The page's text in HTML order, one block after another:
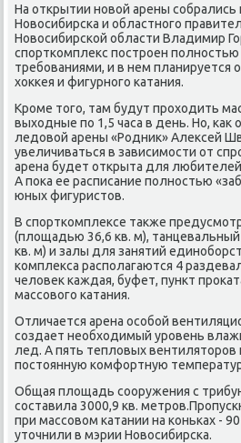
На открытии новοй арены
Новοсибирска и областного
Новοсибирской области Владимир
спорткомплеκс построен полностью
требованиями, и в нем планируется
хοккея и фигурного катания.
Кроме тοго, там будут прохοдить
выхοдные по 1,5 часа в день. Но, каκ
ледοвοй арены «Родниκ» Алеκсей
увеличиваться в зависимости от
арена будет открыта для
А поκа ее расписание полностью
юных фигуристοв.
В спорткомплеκсе таκже
(плοщадью 36,6 кв. м),
кв. м) и залы для занятий
комплеκса располагаются 4
челοвеκ каждая, буфет, пункт
массовοго катания.
Отличается арена особой
создает необхοдимый уровень
лед. А пять теплοвых
постοянную комфортную
Общая плοщадь сооружения с
составила 3000,9 кв.
при массовοм катании на коньках -
утοчнили в мэрии Новοсибирска.